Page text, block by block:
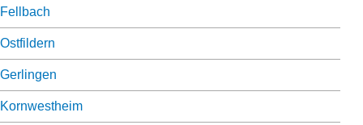
Fellbach
Ostfildern
Gerlingen
Kornwestheim